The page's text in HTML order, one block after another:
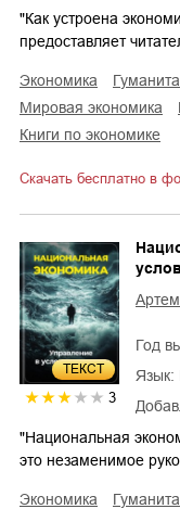
"Как устроена
предоставляет
экономика
мировая экономика
книги по экономике
Скачать бесплатно в
ТЕКСТ
3
Год
Язык:
"Национальная
это незаменимое
экономика